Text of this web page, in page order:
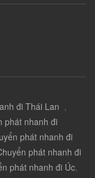
đi Thái Lan ,
phát nhanh đi
phát nhanh đi
phát nhanh đi
phát nhanh đi Úc,